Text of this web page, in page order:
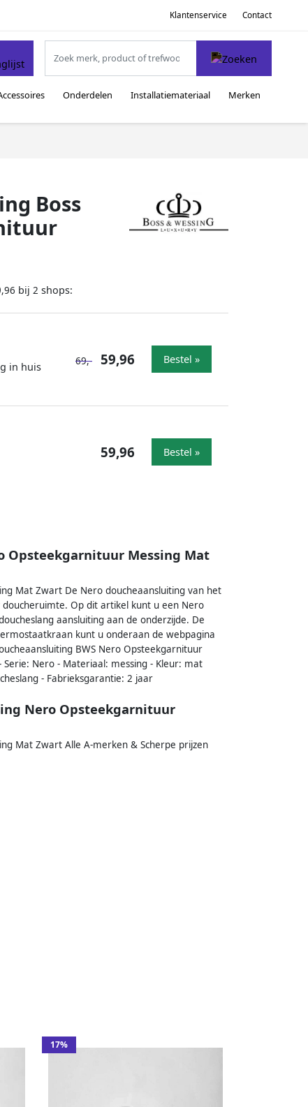
Klantenservice Contact
Onderdelen Installatiemateriaal Merken
Boss
bij 2 shops:
in huis
69,- 59,96 Bestel »
59,96 Bestel »
Opsteekgarnituur Messing Mat
Mat Zwart De Nero doucheaansluiting van het
Op dit artikel kunt u een Nero
aansluiting aan de onderzijde. De
kunt u onderaan de webpagina
BWS Nero Opsteekgarnituur
Nero - Materiaal: messing - Kleur: mat
- Fabrieksgarantie: 2 jaar
Nero Opsteekgarnituur
Mat Zwart Alle A-merken & Scherpe prijzen
17%